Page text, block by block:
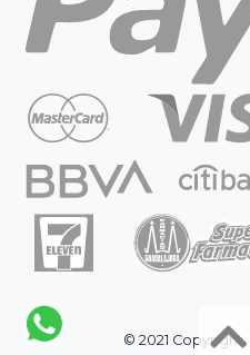
© 2021 Copyright: